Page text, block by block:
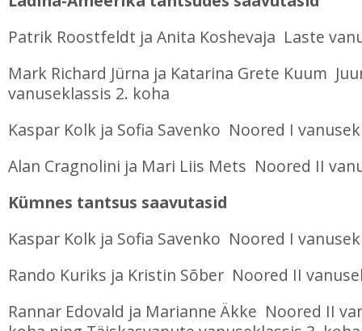
Patrik Roostfeldt ja Anita Koshevaja Laste
Mark Richard Jürna ja Katarina Grete Kuum
vanuseklassis 2. koha
Kaspar Kolk ja Sofia Savenko Noored I
Alan Cragnolini ja Mari Liis Mets Noored II
Kümnes tantsus saavutasid
Kaspar Kolk ja Sofia Savenko Noored I
Rando Kuriks ja Kristin Sõber Noored II
Rannar Edovald ja Marianne Äkke Noored II